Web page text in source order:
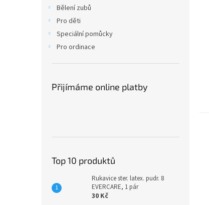
Bělení zubů
Pro děti
Speciální pomůcky
Pro ordinace
Přijímáme online platby
Top 10 produktů
Rukavice ster. latex. pudr. 8
EVERCARE, 1 pár
30 Kč